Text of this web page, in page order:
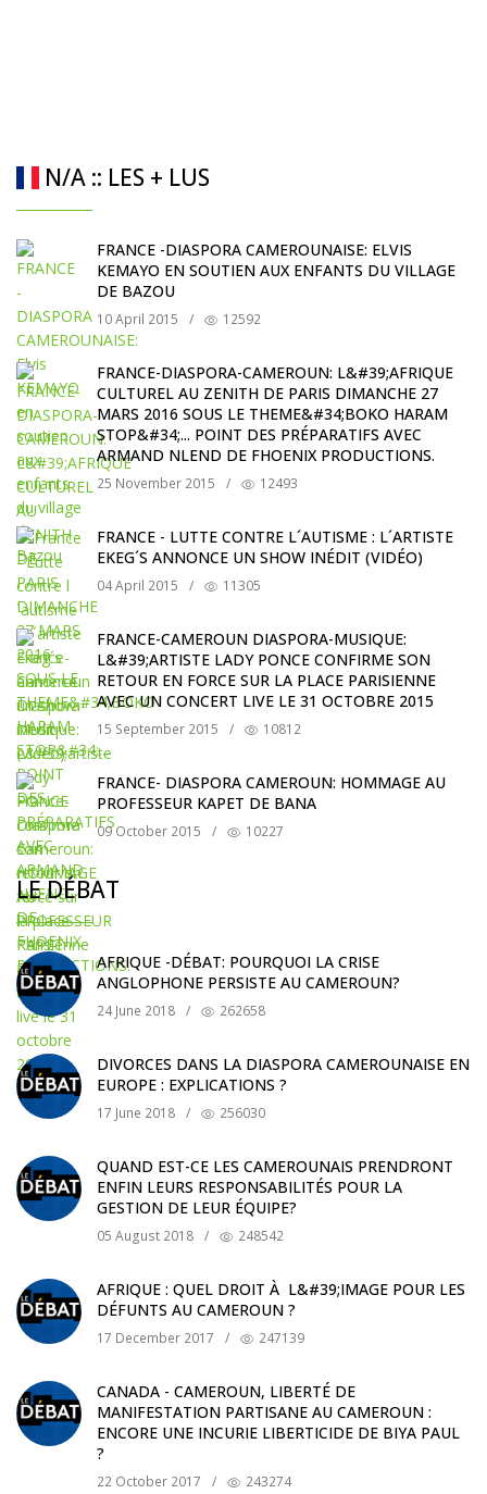
N/A :: LES + LUS
FRANCE -DIASPORA CAMEROUNAISE: ELVIS
KEMAYO EN SOUTIEN AUX ENFANTS DU VILLAGE
DE BAZOU
10 April 2015 / 12592
FRANCE-DIASPORA-CAMEROUN: L&#39;AFRIQUE
CULTUREL AU ZENITH DE PARIS DIMANCHE 27
MARS 2016 SOUS LE THEME&#34;BOKO HARAM
STOP&#34;... POINT DES PRÉPARATIFS AVEC
ARMAND NLEND DE FHOENIX PRODUCTIONS.
25 November 2015 / 12493
FRANCE - LUTTE CONTRE L´AUTISME : L´ARTISTE
EKEG´S ANNONCE UN SHOW INÉDIT (VIDÉO)
04 April 2015 / 11305
FRANCE-CAMEROUN DIASPORA-MUSIQUE:
L&#39;ARTISTE LADY PONCE CONFIRME SON
RETOUR EN FORCE SUR LA PLACE PARISIENNE
AVEC UN CONCERT LIVE LE 31 OCTOBRE 2015
15 September 2015 / 10812
FRANCE- DIASPORA CAMEROUN: HOMMAGE AU
PROFESSEUR KAPET DE BANA
09 October 2015 / 10227
LE DÉBAT
AFRIQUE -DÉBAT: POURQUOI LA CRISE
ANGLOPHONE PERSISTE AU CAMEROUN?
24 June 2018 / 262658
DIVORCES DANS LA DIASPORA CAMEROUNAISE EN
EUROPE : EXPLICATIONS ?
17 June 2018 / 256030
QUAND EST-CE LES CAMEROUNAIS PRENDRONT
ENFIN LEURS RESPONSABILITÉS POUR LA
GESTION DE LEUR ÉQUIPE?
05 August 2018 / 248542
AFRIQUE : QUEL DROIT À L&#39;IMAGE POUR LES
DÉFUNTS AU CAMEROUN ?
17 December 2017 / 247139
CANADA - CAMEROUN, LIBERTÉ DE
MANIFESTATION PARTISANE AU CAMEROUN :
ENCORE UNE INCURIE LIBERTICIDE DE BIYA PAUL
?
22 October 2017 / 243274